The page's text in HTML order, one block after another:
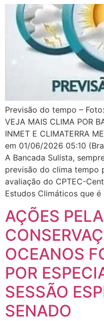
Previsão do tempo –
VEJA MAIS CLIMA POR
INMET E CLIMATERRA
em 01/06/2026 05:10
A Bancada Sulista,
previsão do clima tempo
avaliação do CPTEC-
Estudos Climáticos que
AÇÕES PELA
OCEANOS
POR
SESSÃO
SENADO